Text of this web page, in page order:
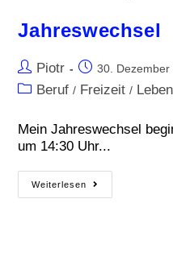
Jahreswechsel
Piotr 30. Dezember
Beruf / Freizeit / Leben
Mein Jahreswechsel
um 14:30 Uhr...
Weiterlesen